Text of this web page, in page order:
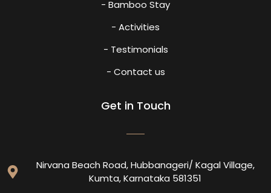
- Bamboo Stay
- Activities
- Testimonials
- Contact us
Get in Touch
Nirvana Beach Road, Hubbanageri/ Kagal Village,
Kumta, Karnataka 581351